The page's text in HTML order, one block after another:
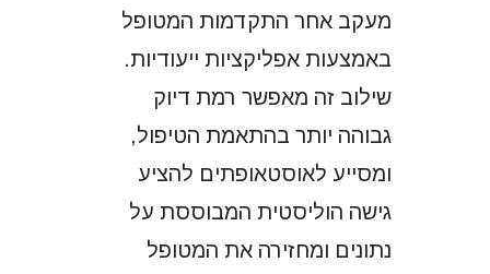
מעקב אחר התקדמות המטופל
באמצעות אפליקציות ייעודיות.
שילוב זה מאפשר רמת דיוק
גבוהה יותר בהתאמת הטיפול,
ומסייע לאוסטאופתים להציע
גישה הוליסטית המבוססת על
נתונים ומחזירה את המטופל